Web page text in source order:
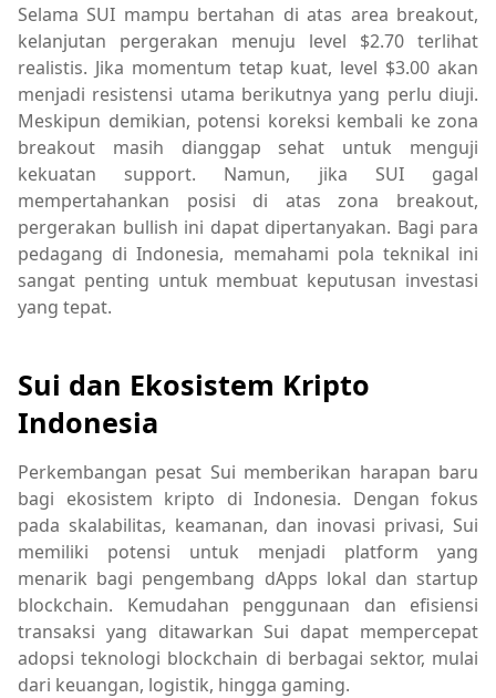
Selama SUI mampu bertahan di atas area breakout,
kelanjutan pergerakan menuju level $2.70 terlihat
realistis. Jika momentum tetap kuat, level $3.00 akan
menjadi resistensi utama berikutnya yang perlu diuji.
Meskipun demikian, potensi koreksi kembali ke zona
breakout masih dianggap sehat untuk menguji
kekuatan support. Namun, jika SUI gagal
mempertahankan posisi di atas zona breakout,
pergerakan bullish ini dapat dipertanyakan. Bagi para
pedagang di Indonesia, memahami pola teknikal ini
sangat penting untuk membuat keputusan investasi
yang tepat.
Sui dan Ekosistem Kripto
Indonesia
Perkembangan pesat Sui memberikan harapan baru
bagi ekosistem kripto di Indonesia. Dengan fokus
pada skalabilitas, keamanan, dan inovasi privasi, Sui
memiliki potensi untuk menjadi platform yang
menarik bagi pengembang dApps lokal dan startup
blockchain. Kemudahan penggunaan dan efisiensi
transaksi yang ditawarkan Sui dapat mempercepat
adopsi teknologi blockchain di berbagai sektor, mulai
dari keuangan, logistik, hingga gaming.